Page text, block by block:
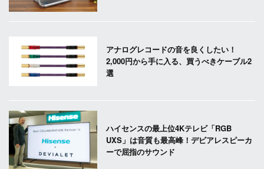
アナログレコードの音を良くしたい！
2,000円から手に入る、買うべきケーブル2
選
ハイセンスの最上位4Kテレビ「RGB
UXS」は音質も最高峰！デビアレスピーカ
ーで屈指のサウンド